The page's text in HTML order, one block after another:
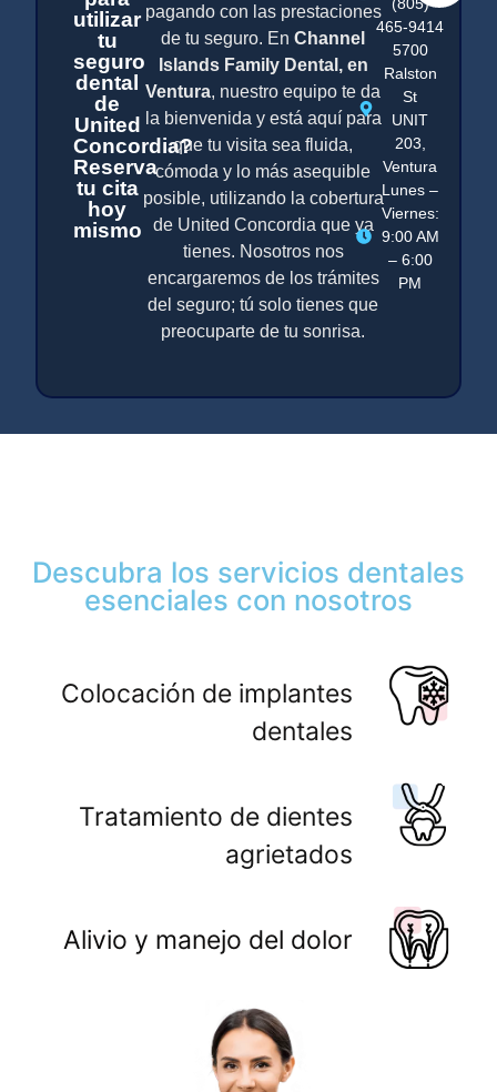
utilizar
tu
seguro
dental
de
United
Concordia?
Reserva
tu cita
hoy
mismo
pagando con las prestaciones
de tu seguro. EnChannel
Islands Family Dental, en
Ventura, nuestro equipo te da
la bienvenida y está aquí para
que tu visita sea fluida,
cómoda y lo más asequible
posible, utilizando la cobertura
de United Concordia que ya
tienes. Nosotros nos
encargaremos de los trámites
del seguro; tú solo tienes que
preocuparte de tu sonrisa.
465-9414
5700
Ralston
St
UNIT
203,
Ventura
Lunes –
Viernes:
9:00 AM
– 6:00
PM
Descubra los servicios dentales
esenciales con nosotros
Colocación de implantes
dentales
Tratamiento de dientes
agrietados
Alivio y manejo del dolor